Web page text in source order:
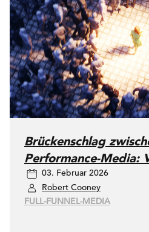
Brückenschlag
Performance-Media:
des Anfangsfunnels
nachhaltiges
03. Februar 2026
Robert Cooney
FULL-FUNNEL-MEDIA